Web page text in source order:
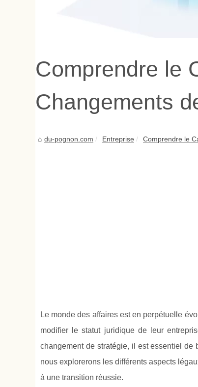
Comprendre le
Changements
du-pognon.com Entreprise Comprendre le
Le monde des affaires est en perpétuelle
modifier le statut juridique de leur
changement de stratégie, il est essentiel de
nous explorerons les différents aspects
à une transition réussie.